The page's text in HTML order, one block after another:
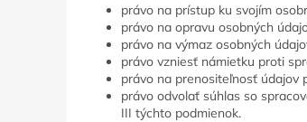
právo na prístup ku svojím
právo na opravu osobných
právo na výmaz osobných
právo vzniesť námietku proti
právo na prenositeľnosť údajov
právo odvolať súhlas so
III týchto podmienok.